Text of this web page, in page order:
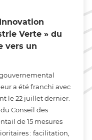
Verte » du
vers un
a été franchi avec
le 22 juillet dernier.
Conseil des
de 15 mesures
: facilitation,